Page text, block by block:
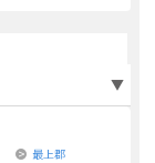
最上郡